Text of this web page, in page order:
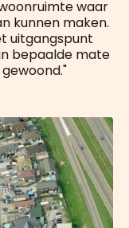
waar
kunnen maken.
uitgangspunt
bepaalde mate